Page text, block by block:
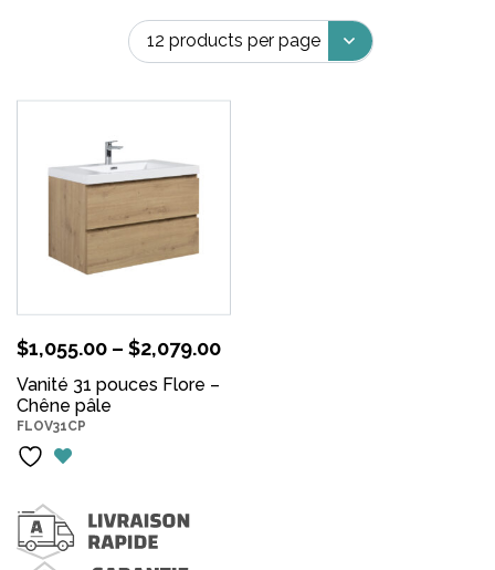
$1,055.00 – $2,079.00
Vanité 31 pouces Flore –
Chêne pâle
FLOV31CP